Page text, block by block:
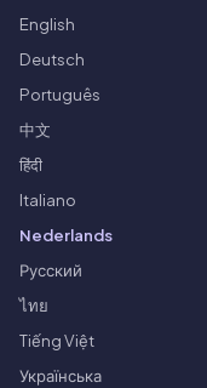
English
Deutsch
Português
中文
हिंदी
Italiano
Nederlands
Русский
ไทย
Tiếng Việt
Українська